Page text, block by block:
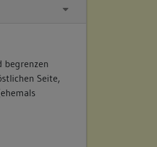
begrenzen
Seite,